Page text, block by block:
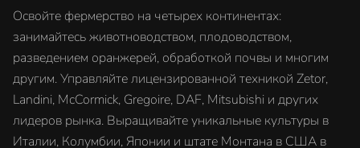
Освойте фермерство на четырех континентах:
занимайтесь животноводством, плодоводством,
разведением оранжерей, обработкой почвы и многим
другим. Управляйте лицензированной техникой Zetor,
Landini, McCormick, Gregoire, DAF, Mitsubishi и других
лидеров рынка. Выращивайте уникальные культуры в
Италии, Колумбии, Японии и штате Монтана в США в